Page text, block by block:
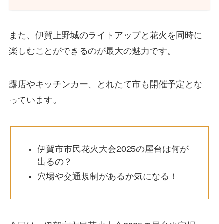
また、伊賀上野城のライトアップと花火を同時に
楽しむことができるのが最大の魅力です。
露店やキッチンカー、とれたて市も開催予定とな
っています。
伊賀市市民花火大会2025の屋台は何が
出るの？
穴場や交通規制があるか気になる！